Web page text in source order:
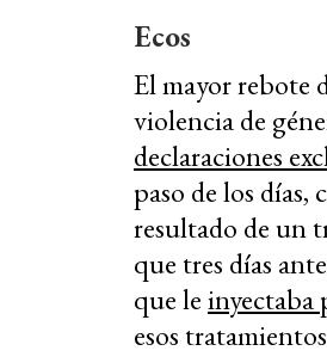
Ecos
El mayor rebote
violencia de
declaraciones
paso de los días,
resultado de un
que tres días
que leinyectaba
esos